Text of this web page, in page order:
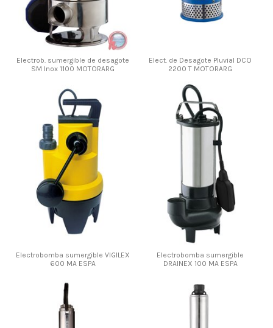
Electrob. sumergible de desagote
SM Inox 1100 MOTORARG
Elect. de Desagote Pluvial DCO
2200 T MOTORARG
Electrobomba sumergible VIGILEX
600 MA ESPA
Electrobomba sumergible
DRAINEX 100 MA ESPA